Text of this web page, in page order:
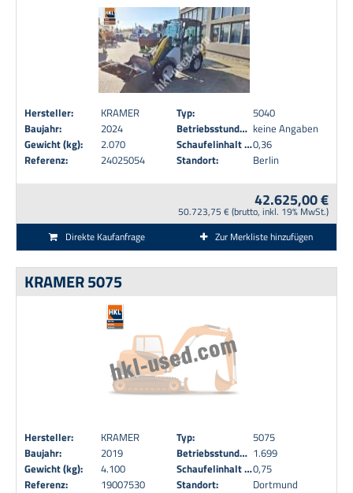
Hersteller: KRAMER Typ:
5040
Baujahr:
2024 Betriebsstunden: keine Angaben
Gewicht (kg):
2.070 Schaufelinhalt (m³):0,36
Referenz:
24025054 Standort: Berlin
42.625,00 €
50.723,75 € (brutto, inkl. 19% MwSt.)
Direkte Kaufanfrage
Zur Merkliste hinzufügen
KRAMER 5075
Hersteller: KRAMER Typ:
5075
Baujahr:
2019 Betriebsstunden: 1.699
Gewicht (kg):
4.100 Schaufelinhalt (m³):0,75
Referenz:
19007530 Standort: Dortmund